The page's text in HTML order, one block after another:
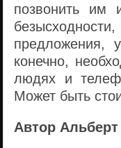
позвонить им
предложения,
конечно,
людях и
Может быть
Автор